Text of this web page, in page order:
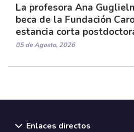
La profesora Ana
beca de la Fundación
estancia corta
05 de Agosto, 2026
Enlaces directos